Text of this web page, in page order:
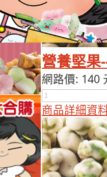
營養堅果
網路價: 140
商品詳細資